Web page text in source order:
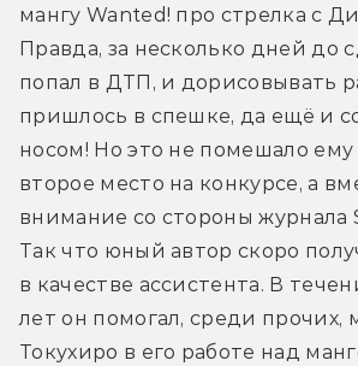
мангу Wanted! про стрелка с
Правда, за несколько дней до
попал в ДТП, и дорисовывать
пришлось в спешке, да ещё и
носом! Но это не помешало ему
второе место на конкурсе, а
внимание со стороны журнала
Так что юный автор скоро
в качестве ассистента. В
лет он помогал, среди прочих,
Токухиро в его работе над